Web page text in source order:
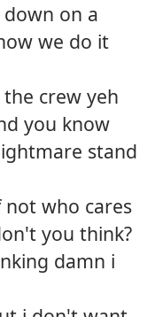
on a
we do it
crew yeh
you know
stand
who cares
you think?
damn i